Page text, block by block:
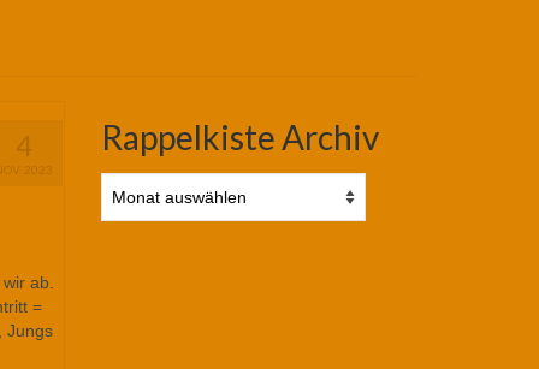
4
2023
ab.
=
Jungs
Rappelkiste Archiv
Archiv